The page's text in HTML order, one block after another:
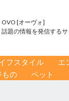
OVO [オーヴォ]
話題の情報を発信するサ
フスタイル エ
もの ペット